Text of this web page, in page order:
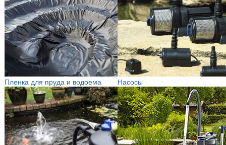
Пленка для пруда и водоема Насосы